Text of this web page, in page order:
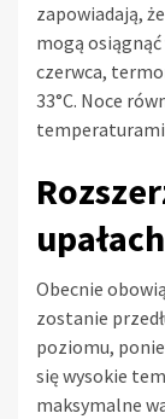
zapowiadają,
mogą osiągnąć
czerwca,
33°C. Noce
temperaturami
upałach
Obecnie
zostanie
poziomu,
się wysokie
maksymalne